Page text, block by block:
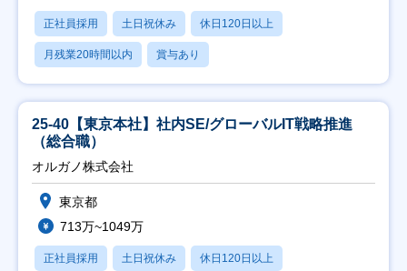
正社員採用 土日祝休み 休日120日以上
月残業20時間以内 賞与あり
25-40【東京本社】社内SE/グローバルIT戦略推進
（総合職）
オルガノ株式会社
東京都
713万~1049万
正社員採用 土日祝休み 休日120日以上